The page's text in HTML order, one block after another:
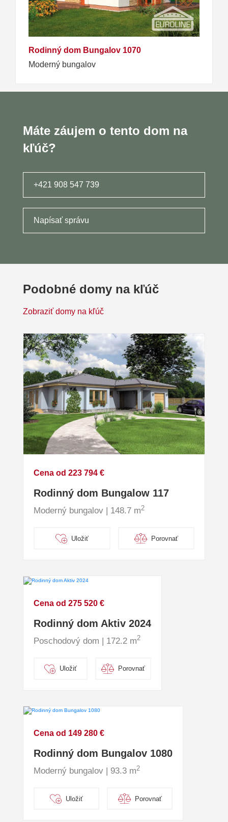
Rodinný dom Bungalov 1070
Moderný bungalov
Máte záujem o tento dom na
kľúč?
+421 908 547 739
Napísať správu
Podobné domy na kľúč
Zobraziť domy na kľúč
Cena od 223 794 €
Rodinný dom Bungalow 117
Moderný bungalov | 148.7 m2
Uložiť Porovnať
Cena od 275 520 €
Rodinný dom Aktiv 2024
Poschodový dom | 172.2 m2
Uložiť Porovnať
Cena od 149 280 €
Rodinný dom Bungalov 1080
Moderný bungalov | 93.3 m2
Uložiť Porovnať